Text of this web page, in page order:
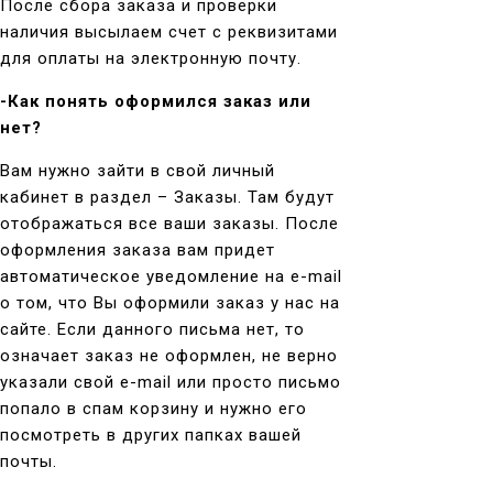
После сбора заказа и проверки
наличия высылаем счет с реквизитами
для оплаты на электронную почту.
-Как понять оформился заказ или
нет?
Вам нужно зайти в свой личный
кабинет в раздел – Заказы. Там будут
отображаться все ваши заказы. После
оформления заказа вам придет
автоматическое уведомление на e-mail
о том, что Вы оформили заказ у нас на
сайте. Если данного письма нет, то
означает заказ не оформлен, не верно
указали свой e-mail или просто письмо
попало в спам корзину и нужно его
посмотреть в других папках вашей
почты.